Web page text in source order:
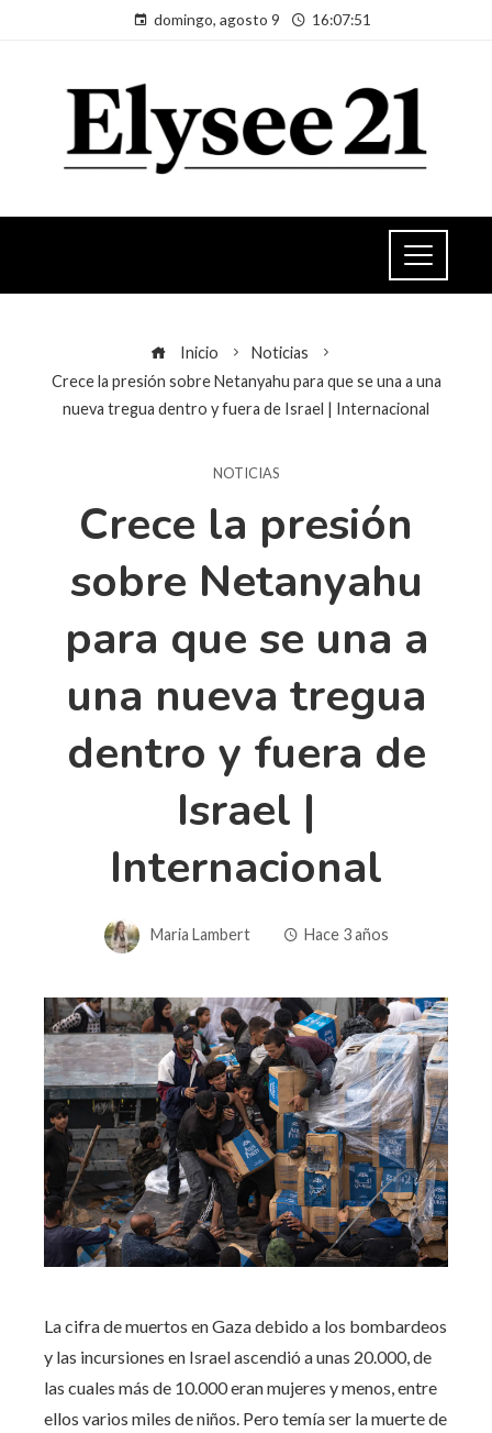
domingo, agosto 9 16:07:52
Inicio
Noticias
Crece la presión sobre Netanyahu para que se una a una
nueva tregua dentro y fuera de Israel | Internacional
NOTICIAS
Crece la presión
sobre Netanyahu
para que se una a
una nueva tregua
dentro y fuera de
Israel |
Internacional
Maria Lambert Hace 3 años
La cifra de muertos en Gaza debido a los bombardeos
y las incursiones en Israel ascendió a unas 20.000, de
las cuales más de 10.000 eran mujeres y menos, entre
ellos varios miles de niños. Pero temía ser la muerte de